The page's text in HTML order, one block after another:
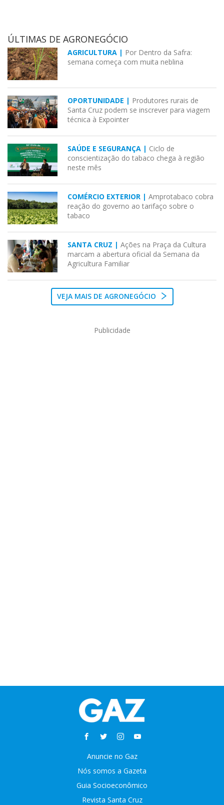
ÚLTIMAS DE AGRONEGÓCIO
AGRICULTURA | Por Dentro da Safra:
semana começa com muita neblina
OPORTUNIDADE | Produtores rurais de
Santa Cruz podem se inscrever para viagem
técnica à Expointer
SAÚDE E SEGURANÇA | Ciclo de
conscientização do tabaco chega à região
neste mês
COMÉRCIO EXTERIOR | Amprotabaco cobra
reação do governo ao tarifaço sobre o
tabaco
SANTA CRUZ | Ações na Praça da Cultura
marcam a abertura oficial da Semana da
Agricultura Familiar
VEJA MAIS DE AGRONEGÓCIO
Publicidade
Anuncie no Gaz
Nós somos a Gazeta
Guia Socioeconômico
Revista Santa Cruz